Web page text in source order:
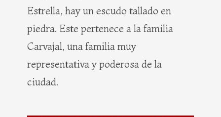
Estrella, hay un escudo tallado en
piedra. Este pertenece a la familia
Carvajal, una familia muy
representativa y poderosa de la
ciudad.